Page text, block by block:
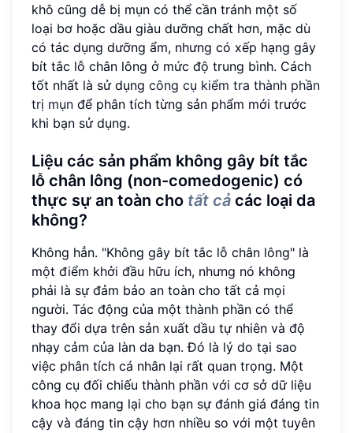
khô cũng dễ bị mụn có thể cần tránh một số
loại bơ hoặc dầu giàu dưỡng chất hơn, mặc dù
có tác dụng dưỡng ẩm, nhưng có xếp hạng gây
bít tắc lỗ chân lông ở mức độ trung bình. Cách
tốt nhất là sử dụng công cụ kiểm tra thành phần
trị mụn để phân tích từng sản phẩm mới trước
khi bạn sử dụng.
Liệu các sản phẩm không gây bít tắc
lỗ chân lông (non-comedogenic) có
thực sự an toàn cho tất cả các loại da
không?
Không hẳn. "Không gây bít tắc lỗ chân lông" là
một điểm khởi đầu hữu ích, nhưng nó không
phải là sự đảm bảo an toàn cho tất cả mọi
người. Tác động của một thành phần có thể
thay đổi dựa trên sản xuất dầu tự nhiên và độ
nhạy cảm của làn da bạn. Đó là lý do tại sao
việc phân tích cá nhân lại rất quan trọng. Một
công cụ đối chiếu thành phần với cơ sở dữ liệu
khoa học mang lại cho bạn sự đánh giá đáng tin
cậy và đáng tin cậy hơn nhiều so với một tuyên